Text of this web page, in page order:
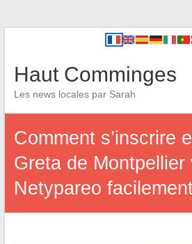
Haut Comminges
Les news locales par Sarah
Comment s’inscrire
Greta de Montpellier
Netypareo